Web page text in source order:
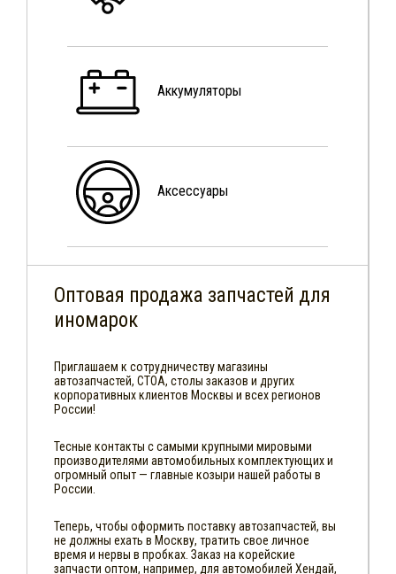
Аккумуляторы
Аксессуары
Оптовая продажа запчастей для
иномарок
Приглашаем к сотрудничеству магазины
автозапчастей, СТОА, столы заказов и других
корпоративных клиентов Москвы и всех регионов
России!
Тесные контакты с самыми крупными мировыми
производителями автомобильных комплектующих и
огромный опыт — главные козыри нашей работы в
России.
Теперь, чтобы оформить поставку автозапчастей, вы
не должны ехать в Москву, тратить свое личное
время и нервы в пробках. Заказ на корейские
запчасти оптом, например, для автомобилей Хендай,